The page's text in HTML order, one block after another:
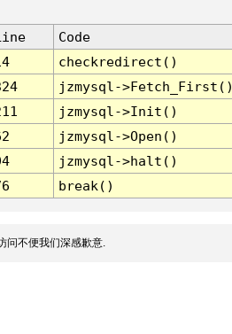
Code
checkredirect()
jzmysql-
jzmysql->Init()
jzmysql->Open()
jzmysql->halt()
break()
问不便我们深感歉意.